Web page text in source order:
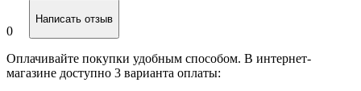
0
Написать отзыв
Оплачивайте покупки удобным способом. В интернет-
магазине доступно 3 варианта оплаты: